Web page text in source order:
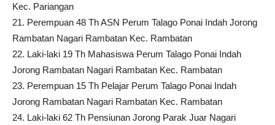
Kec. Pariangan
21. Perempuan 48 Th ASN Perum Talago Ponai Indah Jorong
Rambatan Nagari Rambatan Kec. Rambatan
22. Laki-laki 19 Th Mahasiswa Perum Talago Ponai Indah
Jorong Rambatan Nagari Rambatan Kec. Rambatan
23. Perempuan 15 Th Pelajar Perum Talago Ponai Indah
Jorong Rambatan Nagari Rambatan Kec. Rambatan
24. Laki-laki 62 Th Pensiunan Jorong Parak Juar Nagari